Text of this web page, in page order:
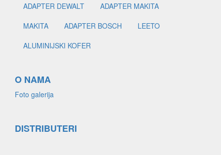
ADAPTER DEWALT
ADAPTER MAKITA
MAKITA
ADAPTER BOSCH
LEETO
ALUMINIJSKI KOFER
O NAMA
Foto galerija
DISTRIBUTERI